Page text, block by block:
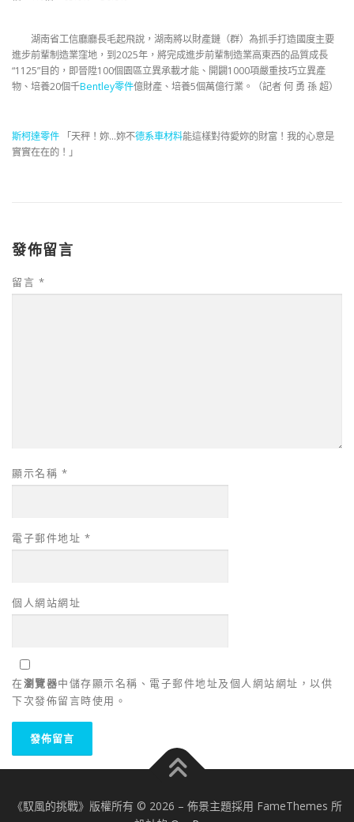
湖南省工信廳廳長毛起飛說，湖南將以財產鏈（群）為抓手打造國度主要
進步前輩制造業窪地，到2025年，將完成進步前輩制造業高東西的品質成長
“1125”目的，即晉陞100個園區立異承載才能、開闢1000項嚴重技巧立異產
物、培養20個千Bentley零件億財產、培養5個萬億行業。（記者 何 勇 孫 超）
斯柯達零件 「天秤！妳…妳不德系車材料能這樣對待愛妳的財富！我的心意是
實實在在的！」
發佈留言
留言 *
顯示名稱 *
電子郵件地址 *
個人網站網址
在瀏覽器中儲存顯示名稱、電子郵件地址及個人網站網址，以供
下次發佈留言時使用。
《馭風的挑戰》版權所有 © 2026 – 佈景主題採用 FameThemes 所